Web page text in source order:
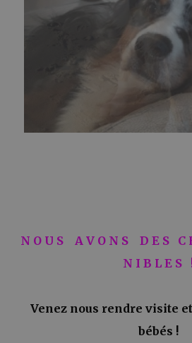
N O U S A V O N S D E S C
N I B L E S
Venez nous rendre visite
bébés !